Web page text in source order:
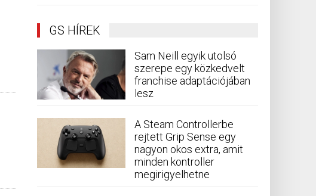
GS HÍREK
Sam Neill egyik utolsó
szerepe egy közkedvelt
franchise adaptációjában
lesz
A Steam Controllerbe
rejtett Grip Sense egy
nagyon okos extra, amit
minden kontroller
megirigyelhetne